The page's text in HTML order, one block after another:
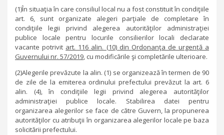
(1)În situaţia în care consiliul local nu a fost constituit în condiţiile
art. 6, sunt organizate alegeri parţiale de completare în
condiţiile legii privind alegerea autorităţilor administraţiei
publice locale pentru locurile consilierilor locali declarate
vacante potrivit art. 116 alin. (10) din Ordonanţa de urgenţă a
Guvernului nr. 57/2019, cu modificările şi completările ulterioare.
(2)Alegerile prevăzute la alin. (1) se organizează în termen de 90
de zile de la emiterea ordinului prefectului prevăzut la art. 6
alin. (4), în condiţiile legii privind alegerea autorităţilor
administraţiei publice locale. Stabilirea datei pentru
organizarea alegerilor se face de către Guvern, la propunerea
autorităţilor cu atribuţii în organizarea alegerilor locale pe baza
solicitării prefectului.